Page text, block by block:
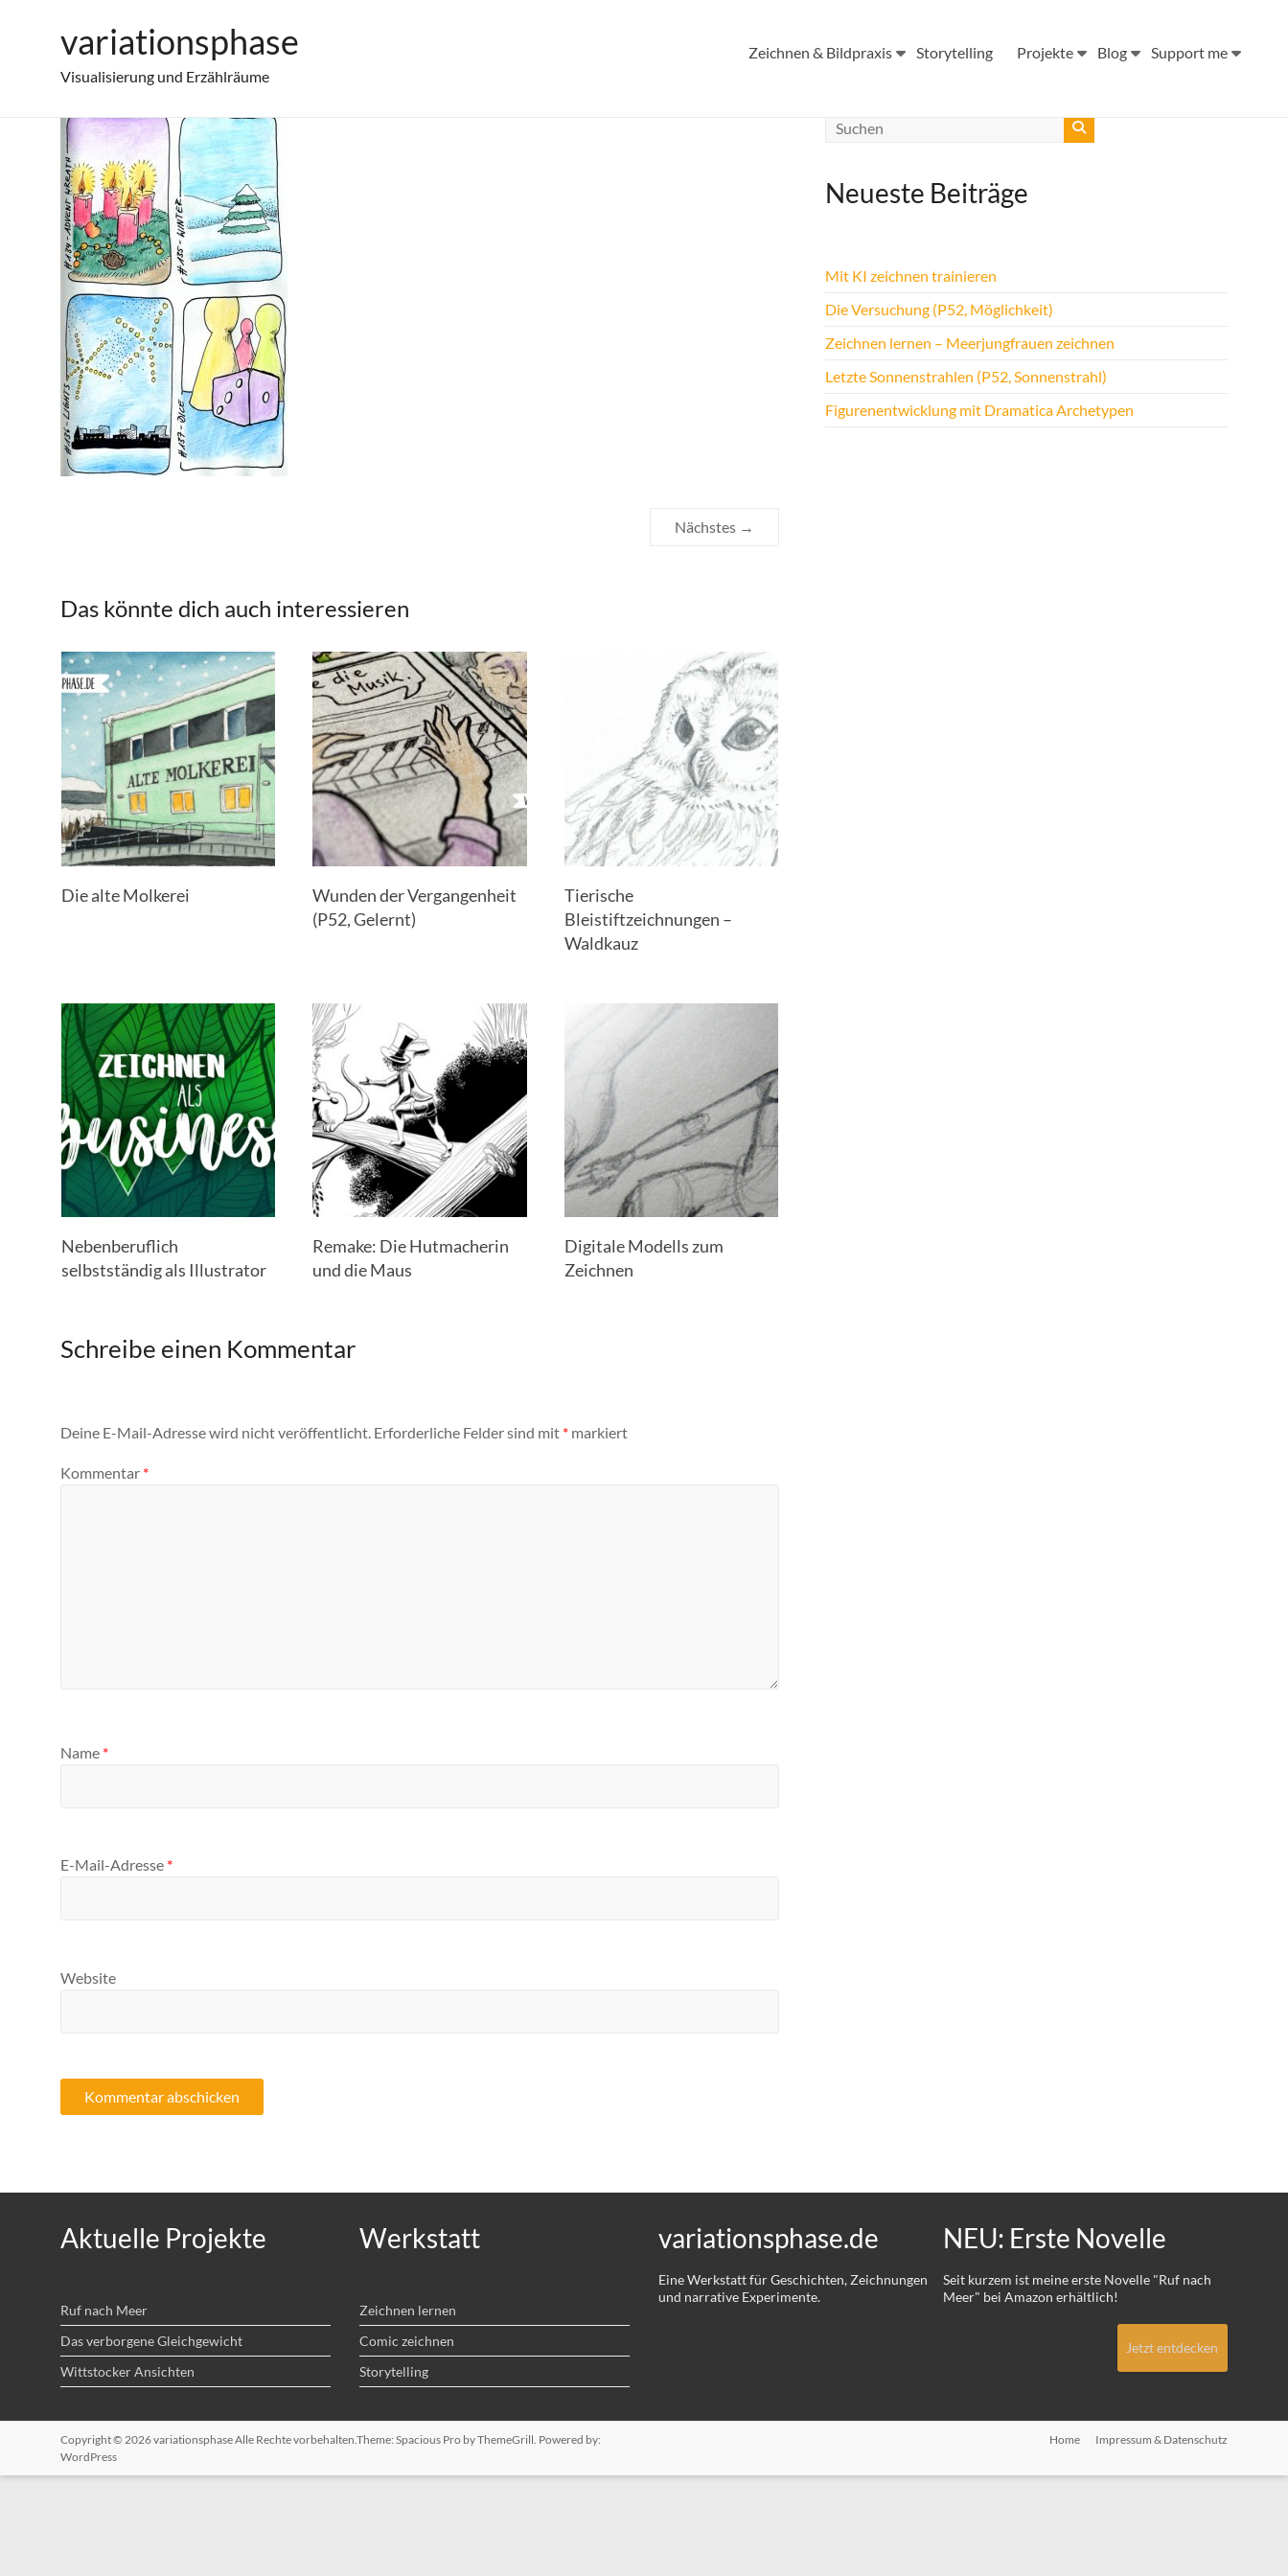
variationsphase
Visualisierung und Erzählräume
Zeichnen & Bildpraxis Storytelling Projekte Blog Support me
Doodles von 134 bis 137
Nächstes →
Das könnte dich auch interessieren
Die alte Molkerei
Wunden der Vergangenheit
(P52, Gelernt)
Tierische
Bleistiftzeichnungen –
Waldkauz
Nebenberuflich
selbstständig als Illustrator
Remake: Die Hutmacherin
und die Maus
Digitale Modells zum
Zeichnen
Schreibe einen Kommentar
Deine E-Mail-Adresse wird nicht veröffentlicht. Erforderliche Felder sind mit * markiert
Kommentar *
Name *
E-Mail-Adresse *
Website
Neueste Beiträge
Mit KI zeichnen trainieren
Die Versuchung (P52, Möglichkeit)
Zeichnen lernen – Meerjungfrauen zeichnen
Letzte Sonnenstrahlen (P52, Sonnenstrahl)
Figurenentwicklung mit Dramatica Archetypen
Aktuelle Projekte
Ruf nach Meer
Das verborgene Gleichgewicht
Wittstocker Ansichten
Werkstatt
Zeichnen lernen
Comic zeichnen
Storytelling
variationsphase.de
Eine Werkstatt für Geschichten, Zeichnungen
und narrative Experimente.
NEU: Erste Novelle
Seit kurzem ist meine erste Novelle "Ruf nach
Meer" bei Amazon erhältlich!
Jetzt entdecken
Copyright © 2026variationsphaseAlle Rechte vorbehalten.Theme: Spacious Pro by ThemeGrill. Powered by:
WordPress
Home Impressum & Datenschutz